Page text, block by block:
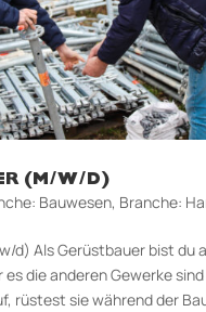
(M/W/D)
Bauwesen, Branche:
d) Als Gerüstbauer bist du
die anderen Gewerke
rüstest sie während der